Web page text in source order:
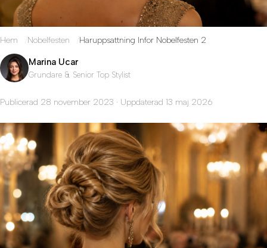
Hem Nobelfesten Haruppsattning Infor Nobelfesten 2
Marina Ucar
Grundare & Senior Top Stylist
Publicerad 28 november 2023 · Uppdaterad 13 maj 2026